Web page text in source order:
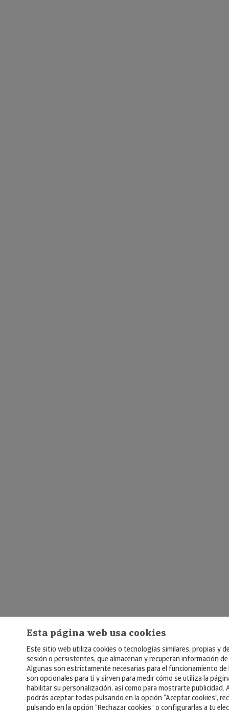
Esta página web usa cookies
Este sitio web utiliza cookies o tecnologías similares, propias y
sesión o persistentes, que almacenan y recuperan información
Algunas son estrictamente necesarias para el funcionamiento
son opcionales para ti y sirven para medir cómo se utiliza la
habilitar su personalización, así como para mostrarte publicidad.
podrás aceptar todas pulsando en la opción “Aceptar cookies”,
pulsando en la opción “Rechazar cookies” o configurarlas a tu